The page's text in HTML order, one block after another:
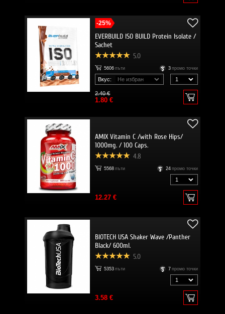
-25%
EVERBUILD ISO BUILD Protein Isolate /
Sachet
5.0
5606 пъти 3 промо точки
Вкус:
2.40 €
1.80 €
AMIX Vitamin C /with Rose Hips/
1000mg. / 100 Caps.
4.8
5568 пъти 24 промо точки
12.27 €
BIOTECH USA Shaker Wave /Panther
Black/ 600ml.
5.0
5353 пъти 7 промо точки
3.58 €